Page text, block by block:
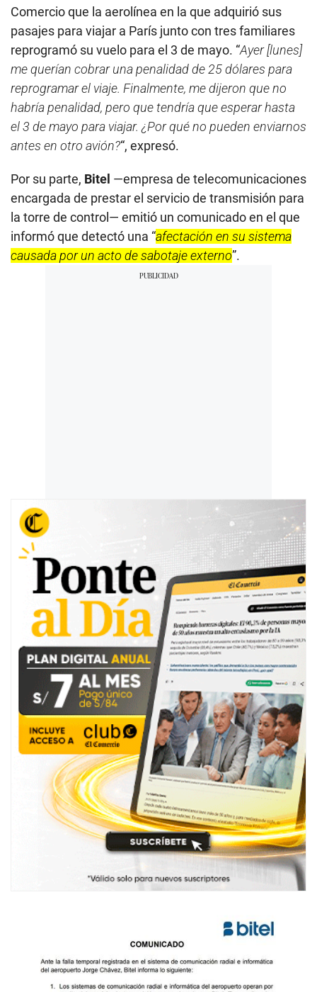
Comercio que la aerolínea en la que adquirió sus
pasajes para viajar a París junto con tres familiares
reprogramó su vuelo para el 3 de mayo. “Ayer [lunes]
me querían cobrar una penalidad de 25 dólares para
reprogramar el viaje. Finalmente, me dijeron que no
habría penalidad, pero que tendría que esperar hasta
el 3 de mayo para viajar. ¿Por qué no pueden enviarnos
antes en otro avión?“, expresó.
Por su parte, Bitel —empresa de telecomunicaciones
encargada de prestar el servicio de transmisión para
la torre de control— emitió un comunicado en el que
informó que detectó una “afectación en su sistema
causada por un acto de sabotaje externo”.